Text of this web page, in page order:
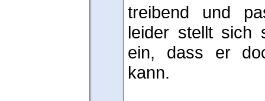
treibend und
leider stellt sich
ein, dass er
kann.